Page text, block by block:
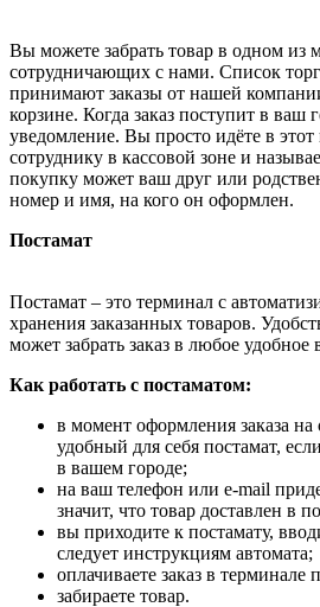
Вы можете забрать товар в одном из
сотрудничающих с нами. Список
принимают заказы от нашей
корзине. Когда заказ поступит в ваш
уведомление. Вы просто идёте в этот
сотруднику в кассовой зоне и
покупку может ваш друг или
номер и имя, на кого он оформлен.
Постамат
Постамат – это терминал с
хранения заказанных товаров.
может забрать заказ в любое удобное
Как работать с постаматом:
в момент оформления заказа на
удобный для себя постамат,
в вашем городе;
на ваш телефон или e-mail
значит, что товар доставлен в
вы приходите к постамату,
следует инструкциям автомата;
оплачиваете заказ в терминале
забираете товар.